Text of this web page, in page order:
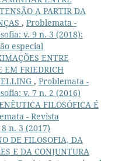
A PARTIR DA
, Problemata -
v. 9 n. 3 (2018):
especial
ENTRE
EM FRIEDRICH
, Problemata -
v. 7 n. 2 (2016)
FILOSÓFICA É
- Revista
n. 3 (2017)
DE FILOSOFIA, DA
E DA CONJUNTURA